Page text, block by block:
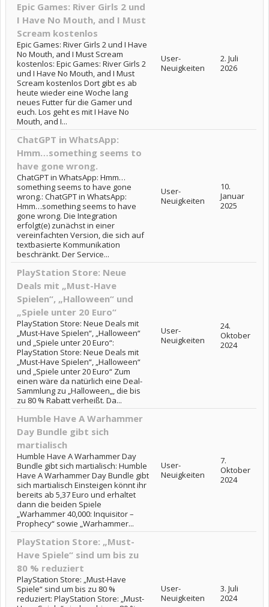
Epic Games: River Girls 2 und
I Have No Mouth, and I Must
Scream kostenlos
Epic Games: River Girls 2 und I Have
No Mouth, and I Must Scream
kostenlos: Epic Games: River Girls 2
und I Have No Mouth, and I Must
Scream kostenlos Dort gibt es ab
heute wieder eine Woche lang
neues Futter für die Gamer und
euch. Los geht es mit I Have No
Mouth, and I...
User-
Neuigkeiten
2. Juli
2026
ChatGPT in WhatsApp:
Hmm…something seems to
have gone wrong.
ChatGPT in WhatsApp: Hmm…
something seems to have gone
wrong.: ChatGPT in WhatsApp:
Hmm…something seems to have
gone wrong. Die Integration
erfolgt(e) zunächst in einer
vereinfachten Version, die sich auf
textbasierte Kommunikation
beschränkt. Der Service...
User-
Neuigkeiten
10.
Januar
2025
PlayStation Store: Neue
Deals mit „Must-Have
Spielen“, „Halloween“ und
„Spiele unter 20 Euro“
PlayStation Store: Neue Deals mit
„Must-Have Spielen“, „Halloween“
und „Spiele unter 20 Euro“:
PlayStation Store: Neue Deals mit
„Must-Have Spielen“, „Halloween“
und „Spiele unter 20 Euro“ Zum
einen wäre da natürlich eine Deal-
Sammlung zu „Halloween„, die bis
zu 80 % Rabatt verheißt. Da...
User-
Neuigkeiten
24.
Oktober
2024
Humble Have A Warhammer
Day Bundle gibt sich
martialisch
Humble Have A Warhammer Day
Bundle gibt sich martialisch: Humble
Have A Warhammer Day Bundle gibt
sich martialisch Einsteigen könnt ihr
bereits ab 5,37 Euro und erhaltet
dann die beiden Spiele
„Warhammer 40,000: Inquisitor –
Prophecy“ sowie „Warhammer...
User-
Neuigkeiten
7.
Oktober
2024
PlayStation Store: „Must-
Have Spiele“ sind um bis zu
80 % reduziert
PlayStation Store: „Must-Have
Spiele“ sind um bis zu 80 %
reduziert: PlayStation Store: „Must-
User-
Neuigkeiten
3. Juli
2024